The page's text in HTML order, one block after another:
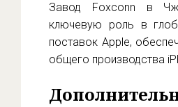
Завод Foxconn в
ключевую роль в
поставок Apple,
общего производства